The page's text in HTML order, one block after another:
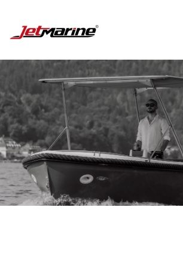
Zum Hauptinhalt springen